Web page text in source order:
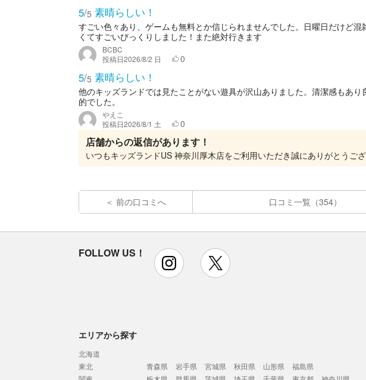
5/5 素晴らしい！
すごい色々あり、ゲームも無料とか信じられませんでした。日曜日だけど混
くてすごいびっくりしました！また絶対行きます
BCBC
投稿日2026/8/2 日 0
5/5 素晴らしい！
他のキッズランドでは見たことがない遊具が沢山ありました。清潔感もあ
的でした。
やえこ
投稿日2026/8/1 土 0
店舗からの返信があります！
前の口コミへ 口コミ一覧（354）
FOLLOW US！ instagram
エリアから探す
北海道
東北
青森県 岩手県 宮城県 秋田県 山形県
福島県